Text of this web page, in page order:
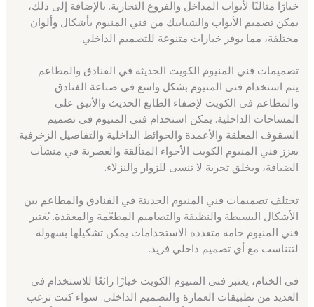
خيارًا مثاليًا لأبواب المداخل والفروع التجارية. بالإضافة إلى ذلك،
يمكن تصميم الأبواب والشبابيك من فني المنيوم بأشكال وألوان
مختلفة، مما يوفر خيارات متنوعة للتصميم الداخلي.
تصميمات فني المنيوم الكويت الحديثة في الفنادق والمطاعم
يتم استخدام فني المنيوم بشكل واسع في صناعة الفنادق
والمطاعم في الكويت لإضفاء الطابع الحديث والأنيق على
المساحات الداخلية. يمكن استخدام فني المنيوم في تصميم
السقوف المعلقة والأعمدة والحوائط الداخلية والتفاصيل الزخرفية.
يعزز فني المنيوم الكويت الأجواء المتألقة والعصرية في منشآت
الضيافة، ويخلق تجربة لا تنسى للزوار والنزلاء.
تختلف تصميمات فني المنيوم الحديثة في الفنادق والمطاعم بين
الأشكال البسيطة والنظيفة والتصاميم المطعّمة والمعقدة. يُعَتبر
فني المنيوم خامة متعددة الاستخدامات يمكن تشكيلها بسهولة
لتتناسب مع أي تصميم داخلي فريد.
في الختام، يعتبر فني المنيوم الكويت خيارًا رائعًا للاستخدام في
العديد من تطبيقات العمارة والتصميم الداخلي. سواء كنت ترغب